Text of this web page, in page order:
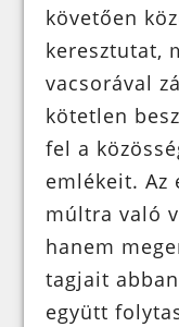
követően
keresztutat,
vacsorával
kötetlen
fel a
emlékeit. Az
múltra való
hanem
tagjait
együtt